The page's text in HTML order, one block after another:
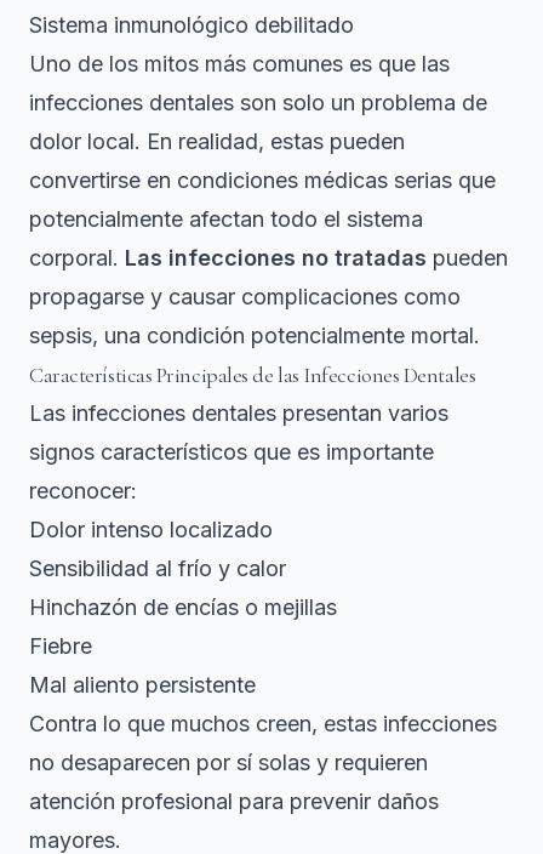
Sistema inmunológico debilitado
Uno de los mitos más comunes es que las
infecciones dentales son solo un problema de
dolor local. En realidad, estas pueden
convertirse en condiciones médicas serias que
potencialmente afectan todo el sistema
corporal. Las infecciones no tratadas pueden
propagarse y causar complicaciones como
sepsis, una condición potencialmente mortal.
Características Principales de las Infecciones Dentales
Las infecciones dentales presentan varios
signos característicos que es importante
reconocer:
Dolor intenso localizado
Sensibilidad al frío y calor
Hinchazón de encías o mejillas
Fiebre
Mal aliento persistente
Contra lo que muchos creen, estas infecciones
no desaparecen por sí solas y requieren
atención profesional para prevenir daños
mayores.